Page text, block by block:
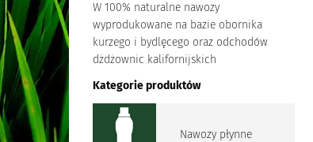
W 100% naturalne nawozy
wyprodukowane na bazie obornika
kurzego i bydlęcego oraz odchodów
dżdżownic kalifornijskich
Kategorie produktów
Nawozy płynne